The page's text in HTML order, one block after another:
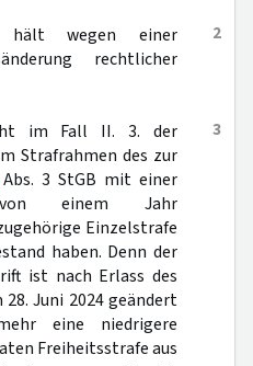
2
hält wegen einer
rechtlicher
3
im Fall II. 3. der
Strafrahmen des zur
Abs. 3 StGB mit einer
von einem Jahr
Einzelstrafe
haben. Denn der
ist nach Erlass des
Juni 2024 geändert
eine niedrigere
Freiheitsstrafe aus